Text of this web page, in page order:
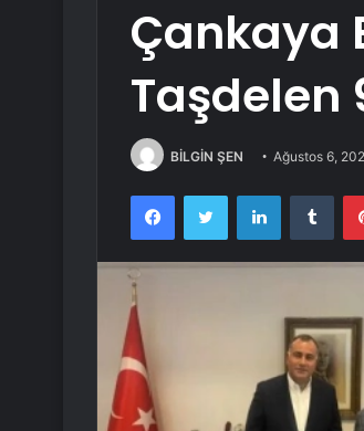
Çankaya
Taşdelen
BİLGİN ŞEN Ağustos 6,
FacebookTwitter LinkedIn